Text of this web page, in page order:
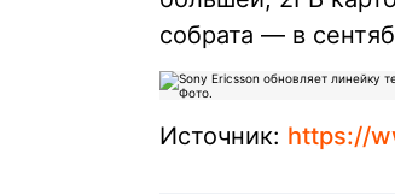
собрата — в
Источник: https://